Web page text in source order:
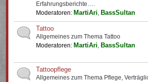
Erfahrungsberichte….
Moderatoren: MartiAri, BassSultan
Tattoo
Allgemeines zum Thema Tattoo
Moderatoren: MartiAri, BassSultan
Tattoopflege
Allgemeines zum Thema Pflege,